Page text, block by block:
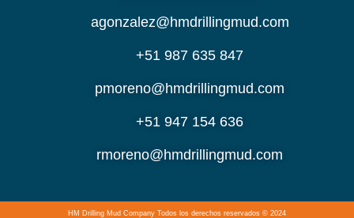
agonzalez@hmdrillingmud.com
+51 987 635 847
pmoreno@hmdrillingmud.com
+51 947 154 636
rmoreno@hmdrillingmud.com
HM Drilling Mud Company Todos los derechos reservados © 2024